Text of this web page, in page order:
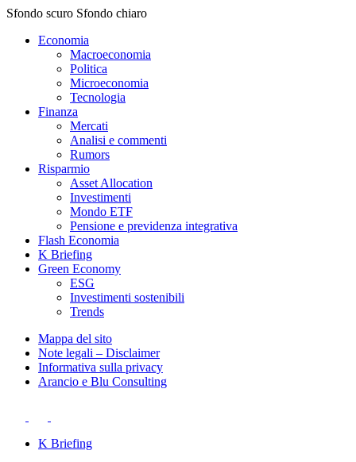
Sfondo scuro Sfondo chiaro
Economia
Macroeconomia
Politica
Microeconomia
Tecnologia
Finanza
Mercati
Analisi e commenti
Rumors
Risparmio
Asset Allocation
Investimenti
Mondo ETF
Pensione e previdenza integrativa
Flash Economia
K Briefing
Green Economy
ESG
Investimenti sostenibili
Trends
Mappa del sito
Note legali – Disclaimer
Informativa sulla privacy
Arancio e Blu Consulting
K Briefing